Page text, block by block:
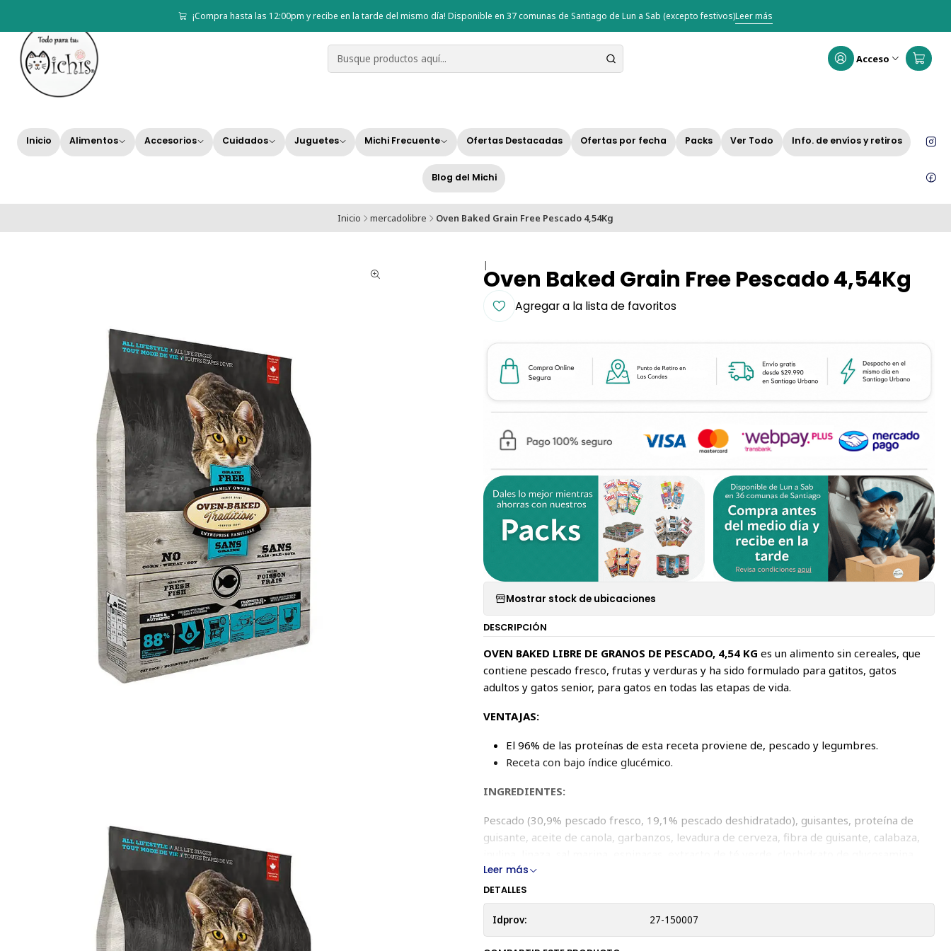
Acceso
Inicio Alimentos Accesorios Cuidados Juguetes Michi Frecuente Ofertas Destacadas Ofertas por fecha Packs Ver Todo Info. de envíos y retiros
Blog del Michi
¡Compra hasta las 12:00pm y recibe en la tarde del mismo día! Disponible en 37 comunas de Santiago de Lun a Sab (excepto festivos)Leer más
Inicio mercadolibre Oven Baked Grain Free Pescado 4,54Kg
|Oven Baked Grain Free Pescado 4,54Kg
Agregar a la lista de favoritos
Mostrar stock de ubicaciones
DESCRIPCIÓN
OVEN BAKED LIBRE DE GRANOS DE PESCADO, 4,54 KG es un alimento sin cereales, que
contiene pescado fresco, frutas y verduras y ha sido formulado para gatitos, gatos
adultos y gatos senior, para gatos en todas las etapas de vida.
VENTAJAS:
El 96% de las proteínas de esta receta proviene de, pescado y legumbres.
Receta con bajo índice glucémico.
INGREDIENTES:
Pescado (30,9% pescado fresco, 19,1% pescado deshidratado), guisantes, proteína de
guisante, aceite de canola, garbanzos, levadura de cerveza, fibra de guisante, calabaza,
sulfato de condroitina, Extracto de yuca schidigera, algas, manzanas, plátanos, arándanos,
brócoli, arándanos, batatas, extracto de romero. Puede contener trazas de cacahuete.
COMPONENTES:
Leer más
DETALLES
Idprov: 27-150007